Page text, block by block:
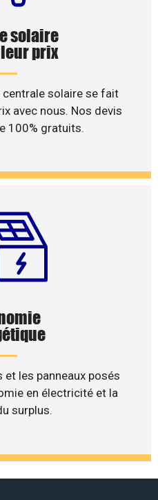
solaire
prix
centrale solaire se fait
avec nous. Nos devis
100% gratuits.
les panneaux posés
en électricité et la
surplus.